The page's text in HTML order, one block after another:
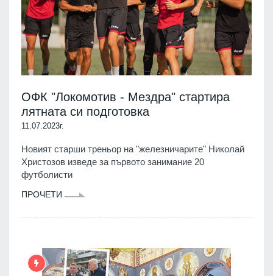
ОФК "Локомотив - Мездра" стартира
лятната си подготовка
11.07.2023г.
Новият старши треньор на "железничарите" Николай
Христозов изведе за първото занимание 20
футболисти
ПРОЧЕТИ